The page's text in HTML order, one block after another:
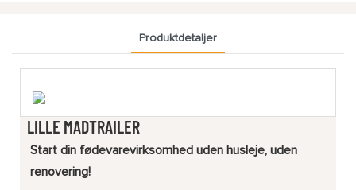
Produktdetaljer
LILLE MADTRAILER
Start din fødevarevirksomhed uden husleje, uden
renovering!